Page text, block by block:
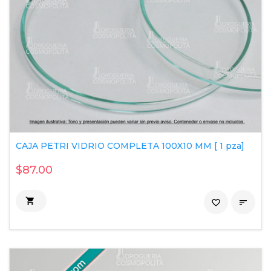
CAJA PETRI VIDRIO COMPLETA 100X10 MM [ 1 pza]
$87.00
 
favorite_border